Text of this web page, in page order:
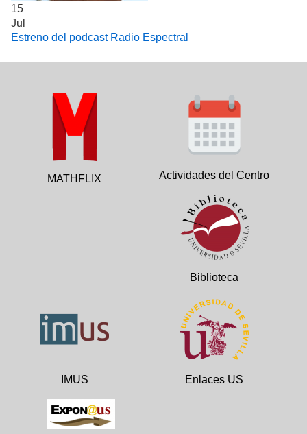
15
Jul
Estreno del podcast Radio Espectral
MATHFLIX Actividades del Centro
Biblioteca
IMUS Enlaces US